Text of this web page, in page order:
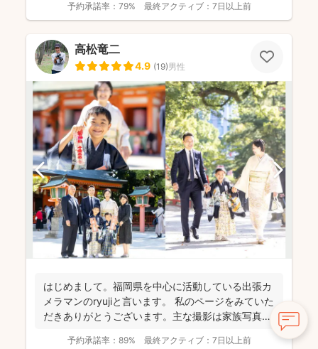
予約承諾率： 79% 最終アクティブ： 7日以上前
高松竜二
4.9 (19)男性
はじめまして。福岡県を中心に活動している出張カ
メラマンのryujiと言います。 私のページをみていた
だきありがとうございます。主な撮影は家族写真
予約承諾率： 89% 最終アクティブ： 7日以上前